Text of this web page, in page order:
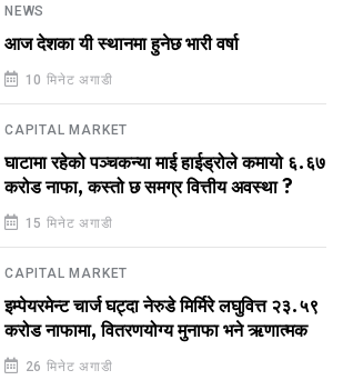
NEWS
आज देशका यी स्थानमा हुनेछ भारी वर्षा
10 मिनेट अगाडी
CAPITAL MARKET
घाटामा रहेको पञ्चकन्या माई हाईड्रोले कमायो ६.६७
करोड नाफा, कस्तो छ समग्र वित्तीय अवस्था ?
15 मिनेट अगाडी
CAPITAL MARKET
इम्पेयरमेन्ट चार्ज घट्दा नेरुडे मिर्मिरे लघुवित्त २३.५९
करोड नाफामा, वितरणयोग्य मुनाफा भने ऋणात्मक
26 मिनेट अगाडी